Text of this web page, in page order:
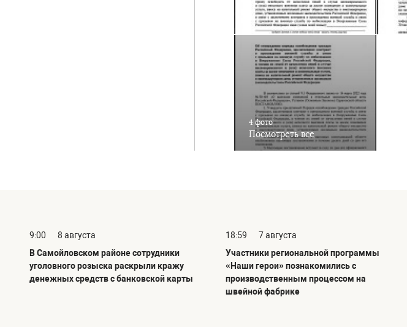
4 фото
Посмотреть все
9:00
8 августа
В Самойловском районе сотрудники
уголовного розыска раскрыли кражу
денежных средств с банковской карты
18:59
7 августа
Участники региональной программы
«Наши герои» познакомились с
производственным процессом на
швейной фабрике